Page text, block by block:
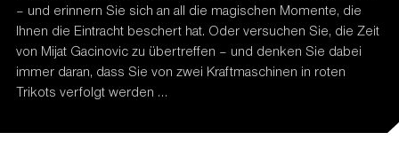
– und erinnern Sie sich an all die magischen Momente, die
Ihnen die Eintracht beschert hat. Oder versuchen Sie, die Zeit
von Mijat Gacinovic zu übertreffen – und denken Sie dabei
immer daran, dass Sie von zwei Kraftmaschinen in roten
Trikots verfolgt werden …